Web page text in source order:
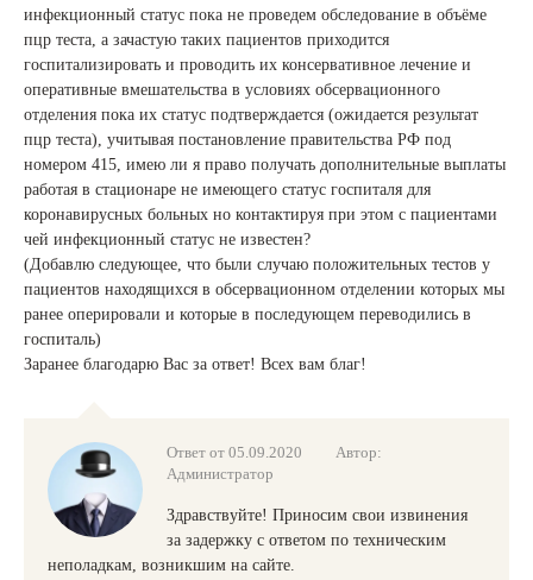
инфекционный статус пока не проведем обследование в объёме
пцр теста, а зачастую таких пациентов приходится
госпитализировать и проводить их консервативное лечение и
оперативные вмешательства в условиях обсервационного
отделения пока их статус подтверждается (ожидается результат
пцр теста), учитывая постановление правительства РФ под
номером 415, имею ли я право получать дополнительные выплаты
работая в стационаре не имеющего статус госпиталя для
коронавирусных больных но контактируя при этом с пациентами
чей инфекционный статус не известен?
(Добавлю следующее, что были случаю положительных тестов у
пациентов находящихся в обсервационном отделении которых мы
ранее оперировали и которые в последующем переводились в
госпиталь)
Заранее благодарю Вас за ответ! Всех вам благ!
Ответ от 05.09.2020
Автор:
Администратор
Здравствуйте! Приносим свои извинения
за задержку с ответом по техническим
неполадкам, возникшим на сайте.